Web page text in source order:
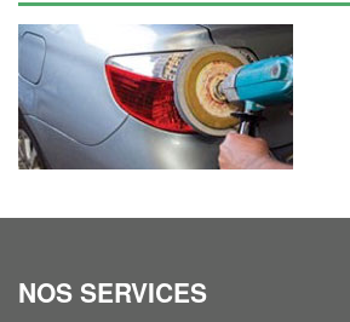
NOS SERVICES